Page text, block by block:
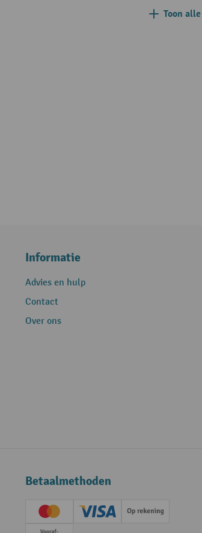
Toon
Informatie
Advies en hulp
Contact
Over ons
Betaalmethoden
Creditcard (Master)Creditcard (Visa)Op rekening